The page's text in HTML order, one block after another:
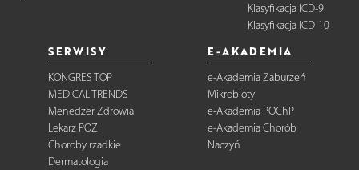
Klasyfikacja ICD-9
Klasyfikacja ICD-10
SERWISY
KONGRES TOP
MEDICAL TRENDS
Menedżer Zdrowia
Lekarz POZ
Choroby rzadkie
Dermatologia
E-AKADEMIA
e-Akademia Zaburzeń
Mikrobioty
e-Akademia POChP
e-Akademia Chorób
Naczyń